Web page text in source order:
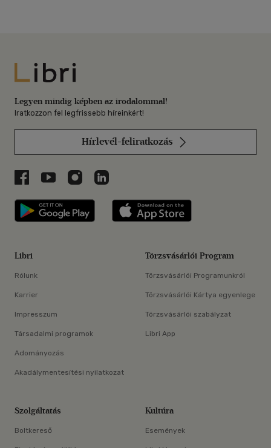
Libri
Legyen mindig képben az irodalommal!
Iratkozzon fel legfrissebb híreinkért!
Hírlevél-feliratkozás
Libri a Facebookon
Libri a Youtube-on
Libri az Instagramon
Libri a LinkedInen
Libri applikáció Szerezd meg: Google
Libri
Rólunk
Karrier
Impresszum
Társadalmi programok
Adományozás
Akadálymentesítési nyilatkozat
Törzsvásárlói Program
Törzsvásárlói Programunkról
Törzsvásárlói Kártya egyenlege
Törzsvásárlói szabályzat
Libri App
Szolgáltatás
Boltkereső
Kultúra
Események